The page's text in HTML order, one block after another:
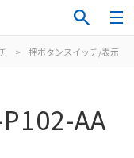
> 押ボタンスイッチ/表示灯
AA